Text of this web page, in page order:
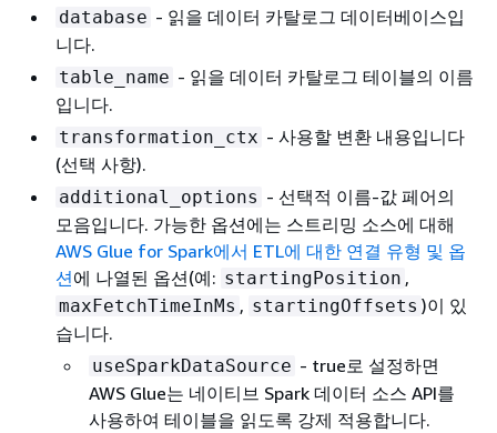
database - 읽을 데이터 카탈로그 데이터베이스입
니다.
table_name - 읽을 데이터 카탈로그 테이블의 이름
입니다.
transformation_ctx - 사용할 변환 내용입니다
(선택 사항).
additional_options - 선택적 이름-값 페어의
모음입니다. 가능한 옵션에는 스트리밍 소스에 대해
AWS Glue for Spark에서 ETL에 대한 연결 유형 및 옵
션에 나열된 옵션(예: startingPosition ,
maxFetchTimeInMs , startingOffsets )이 있
습니다.
useSparkDataSource - true로 설정하면
AWS Glue는 네이티브 Spark 데이터 소스 API를
사용하여 테이블을 읽도록 강제 적용합니다.